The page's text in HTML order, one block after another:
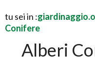
tu sei in :
Conifere
Alberi